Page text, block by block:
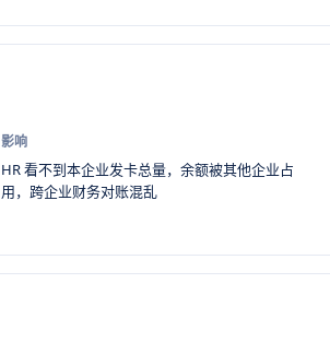
影响
HR 看不到本企业发卡总量，余额被其他企业占
用，跨企业财务对账混乱